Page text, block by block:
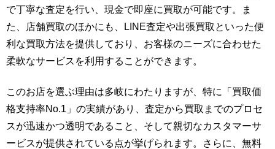
で丁寧な査定を行い、現金で即座に買取が可能です。ま
た、店舗買取のほかにも、LINE査定や出張買取といった便
利な買取方法を提供しており、お客様のニーズに合わせた
柔軟なサービスを利用することができます。
このお店を選ぶ理由は多岐にわたりますが、特に「買取価
格支持率No.1」の実績があり、査定から買取までのプロセ
スが迅速かつ透明であること、そして親切なカスタマーサ
ービスが提供されている点が挙げられます。さらに、無料